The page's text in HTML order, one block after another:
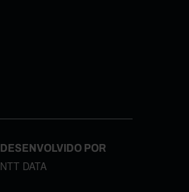
DESENVOLVIDO POR
NTT DATA